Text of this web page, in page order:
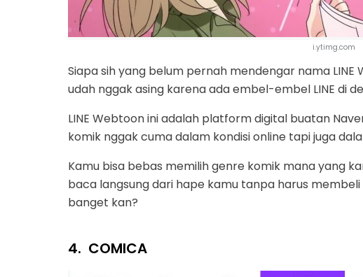
i.ytimg.com
Siapa sih yang belum pernah mendengar nama
udah nggak asing karena ada embel-embel LINE di
LINE Webtoon ini adalah platform digital buatan
komik nggak cuma dalam kondisi online tapi juga
Kamu bisa bebas memilih genre komik mana yang
baca langsung dari hape kamu tanpa harus
banget kan?
4. COMICA